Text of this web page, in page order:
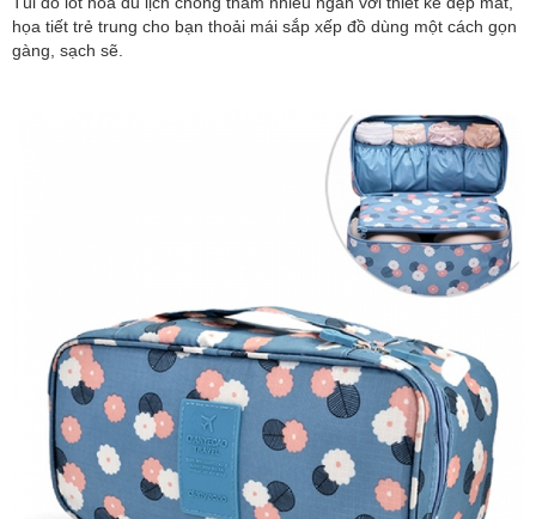
họa tiết trẻ trung cho bạn thoải mái sắp xếp đồ dùng một cách gọn
gàng, sạch sẽ.